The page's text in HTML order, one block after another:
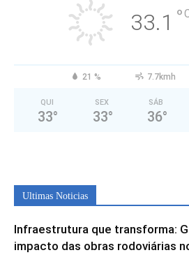
33.1 °
21 % 7.7kmh
QUI
33°
SEX
33°
SÁB
36°
Ultimas Noticias
Infraestrutura que transforma:
impacto das obras rodoviárias